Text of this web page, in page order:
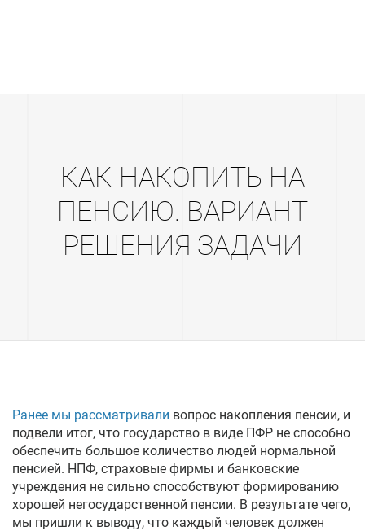
КАК НАКОПИТЬ НА
ПЕНСИЮ. ВАРИАНТ
РЕШЕНИЯ ЗАДАЧИ
Ранее мы рассматривали вопрос накопления пенсии, и
подвели итог, что государство в виде ПФР не способно
обеспечить большое количество людей нормальной
пенсией. НПФ, страховые фирмы и банковские
учреждения не сильно способствуют формированию
хорошей негосударственной пенсии. В результате чего,
мы пришли к выводу, что каждый человек должен